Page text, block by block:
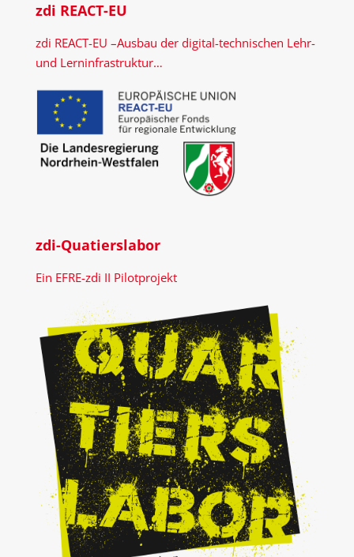
zdi REACT-EU
zdi REACT-EU –Ausbau der digital-technischen Lehr-
und Lerninfrastruktur…
zdi-Quatierslabor
Ein EFRE-zdi II Pilotprojekt